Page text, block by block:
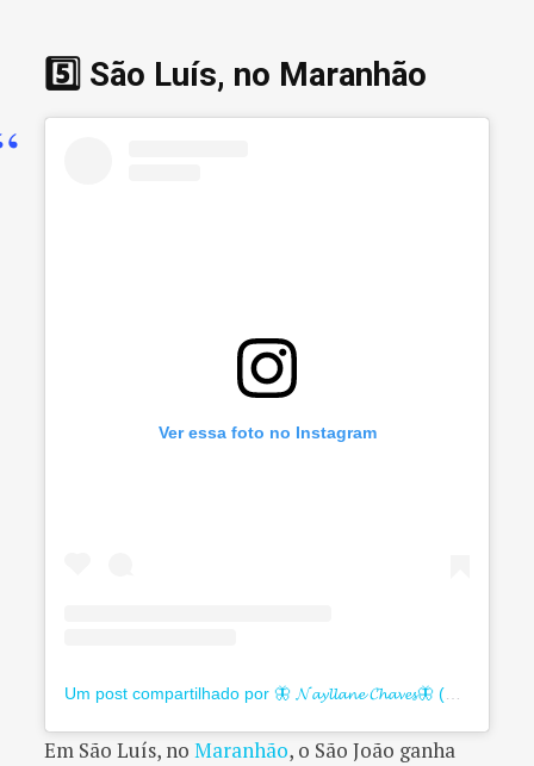
5️⃣ São Luís, no Maranhão
Ver essa foto no Instagram
Um post compartilhado por 🦋 𝓝𝓪𝔂𝓵𝓵𝓪𝓷𝓮 𝓒𝓱𝓪𝓿𝓮𝓼🦋 (@_nay.chavessf)
Em São Luís, no Maranhão, o São João ganha